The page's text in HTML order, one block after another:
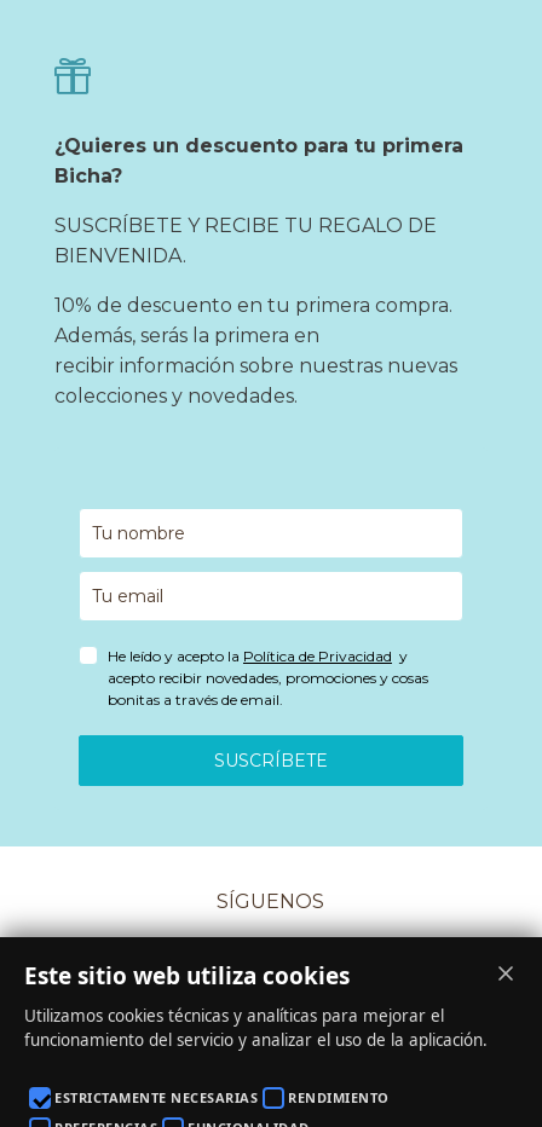

¿Quieres un descuento para tu primera
Bicha?
SUSCRÍBETE Y RECIBE TU REGALO DE
BIENVENIDA.
10% de descuento en tu primera compra.
Además, serás la primera en
recibir información sobre nuestras nuevas
colecciones y novedades.
He leído y acepto la Política de Privacidad y
acepto recibir novedades, promociones y cosas
bonitas a través de email.
SUSCRÍBETE
SÍGUENOS
CONDICIONES DE COMPRA·
AVISO LEGAL
Este sitio web utiliza cookies
Utilizamos cookies técnicas y analíticas para mejorar el
funcionamiento del servicio y analizar el uso de la aplicación.
ESTRICTAMENTE NECESARIAS
RENDIMIENTO